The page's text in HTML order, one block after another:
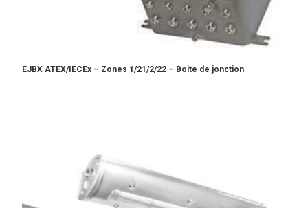
EJBX ATEX/IECEx – Zones 1/21/2/22 – Boite de jonction